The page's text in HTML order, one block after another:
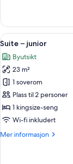
deluxe
avec
balcon
Åpne
alle
bildene
av
Suite
–
junior
5
Suite – junior
Byutsikt
23 m²
1 soverom
Plass til 2 personer
1 kingsize-seng
Wi-fi inkludert
Mer informasjon
Mer